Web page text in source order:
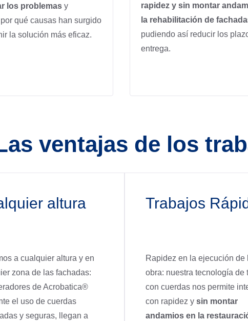
los problemasy
qué causas han surgido
la solución más eficaz.
rapidez y sin montar
la rehabilitación de
pudiendo así reducir los
entrega.
ventajas de los
altura
a cualquier altura y en
zona de las fachadas:
de Acrobatica®
el uso de cuerdas
y seguras, llegan a
Trabajos
Rapidez en la ejecución de
obra: nuestra tecnología de
con cuerdas nos permite
con rapidez ysin montar
andamios en la